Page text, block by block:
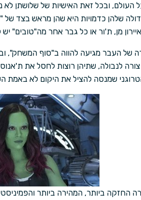
ובכל זאת האישיות של שלושתן לא
שלהן כדמויות היא שהן מראש בצד של
מן, ת'ור או כל גבר אחר מה"טובים"
של העבר מגיעה להווה ב"סוף המשחק",
לנבולה, שתיהן רוצות לחסל את
שמנסה להציל את היקום לא באמת
החזקה ביותר, המהירה ביותר